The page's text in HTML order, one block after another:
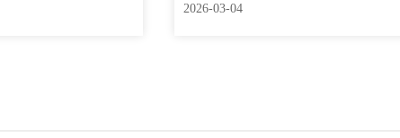
2026-03-04